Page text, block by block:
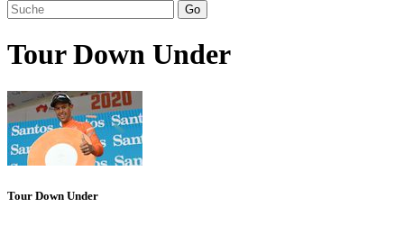
Go
Tour Down Under
Tour Down Under